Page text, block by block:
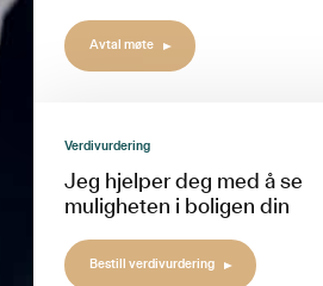
Avtal møte
Verdivurdering
Jeg hjelper deg med å se
muligheten i boligen din
Bestill verdivurdering